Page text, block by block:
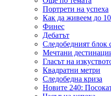
Портрети на успеха
Как да живеем до
Финес
Дебатът
Следобедният блок
Мечтани
Гласът на
Квадратни метри
Следобедна криза
Новите 240: